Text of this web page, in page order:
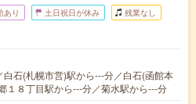
あり 土日祝日が休み 残業なし
石(札幌市営)駅から---分／白石(函館本
１８丁目駅から---分／菊水駅から---分